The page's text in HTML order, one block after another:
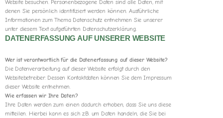
Website besuchen. Personenbezogene Daten sind alle Daten, mit
denen Sie persönlich identifiziert werden können. Ausführliche
Informationen zum Thema Datenschutz entnehmen Sie unserer
unter diesem Text aufgeführten Datenschutzerklärung.
DATENERFASSUNG AUF UNSERER WEBSITE
Wer ist verantwortlich für die Datenerfassung auf dieser Website?
Die Datenverarbeitung auf dieser Website erfolgt durch den
Websitebetreiber. Dessen Kontaktdaten können Sie dem Impressum
dieser Website entnehmen.
Wie erfassen wir Ihre Daten?
Ihre Daten werden zum einen dadurch erhoben, dass Sie uns diese
mitteilen. Hierbei kann es sich z.B. um Daten handeln, die Sie bei